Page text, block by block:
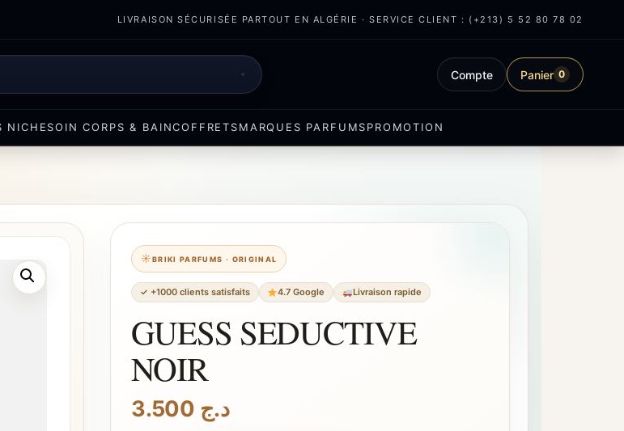
LIVRAISON SÉCURISÉE PARTOUT EN ALGÉRIE · SERVICE CLIENT : (+213) 5 52 80 78 02
Compte Panier 0
NICHESOIN CORPS & BAINCOFFRETSMARQUES PARFUMSPROMOTION
BRIKI PARFUMS · ORIGINAL
✓ +1000 clients satisfaits 4.7 Google Livraison rapide
GUESS SEDUCTIVE
NOIR
د.ج